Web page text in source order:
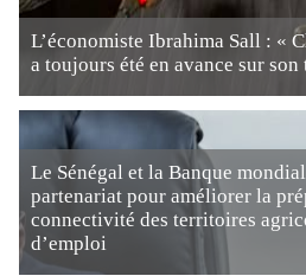
L’économiste Ibrahima Sall : «
a toujours été en avance sur son
Le Sénégal et la Banque
partenariat pour améliorer la
connectivité des territoires
d’emploi